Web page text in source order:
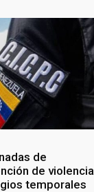
de
de violencia
temporales